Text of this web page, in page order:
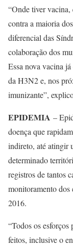
“Onde tiver vacina,
contra a maioria
diferencial das
colaboração dos
Essa nova vacina
da H3N2 e, nos
imunizante”,
EPIDEMIA –
doença que
indireto, até atingir
determinado
registros de tantos
monitoramento dos
2016.
“Todos os esforços
feitos, inclusive o